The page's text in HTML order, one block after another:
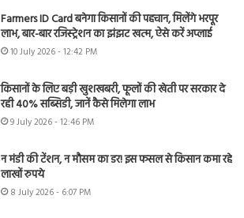
Farmers ID Card बनेगा किसानों की पहचान, मिलेंगे भरपूर
लाभ, बार-बार रजिस्ट्रेशन का झंझट खत्म, ऐसे करें अप्लाई
10 July 2026 - 12:42 PM
किसानों के लिए बड़ी खुशखबरी, फूलों की खेती पर सरकार दे
रही 40% सब्सिडी, जानें कैसे मिलेगा लाभ
9 July 2026 - 12:46 PM
न मंडी की टेंशन, न मौसम का डर! इस फसल से किसान कमा रहे
लाखों रुपये
8 July 2026 - 6:07 PM